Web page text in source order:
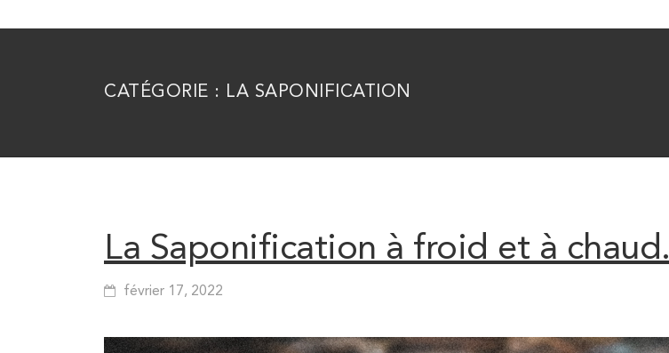
CATÉGORIE : LA SAPONIFICATION
La Saponification à froid et à chaud.
février 17, 2022